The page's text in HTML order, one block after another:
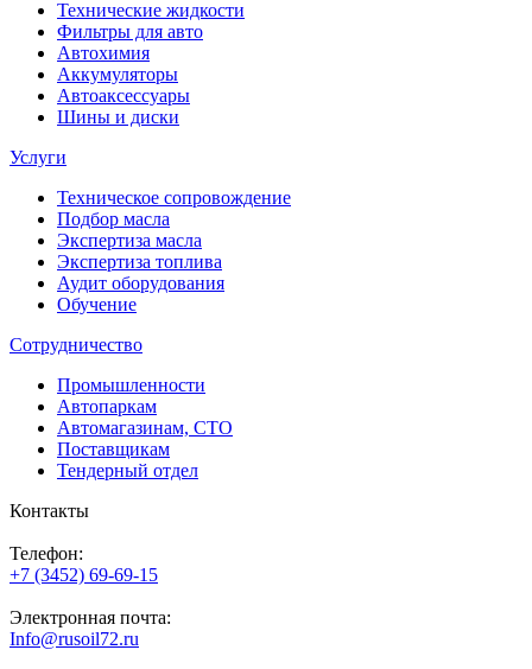
Технические жидкости
Фильтры для авто
Автохимия
Аккумуляторы
Автоаксессуары
Шины и диски
Услуги
Техническое сопровождение
Подбор масла
Экспертиза масла
Экспертиза топлива
Аудит оборудования
Обучение
Сотрудничество
Промышленности
Автопаркам
Автомагазинам, СТО
Поставщикам
Тендерный отдел
Контакты
Телефон:
+7 (3452) 69-69-15
Электронная почта:
Info@rusoil72.ru